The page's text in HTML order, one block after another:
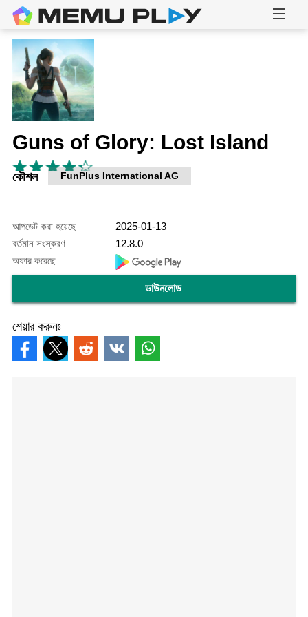
Guns of Glory: Lost Island
কৌশল FunPlus International AG
আপডেট করা হয়েছে
2025-01-13
বর্তমান সংস্করণ
12.8.0
অফার করেছে
ডাউনলোড
শেয়ার করুনঃ